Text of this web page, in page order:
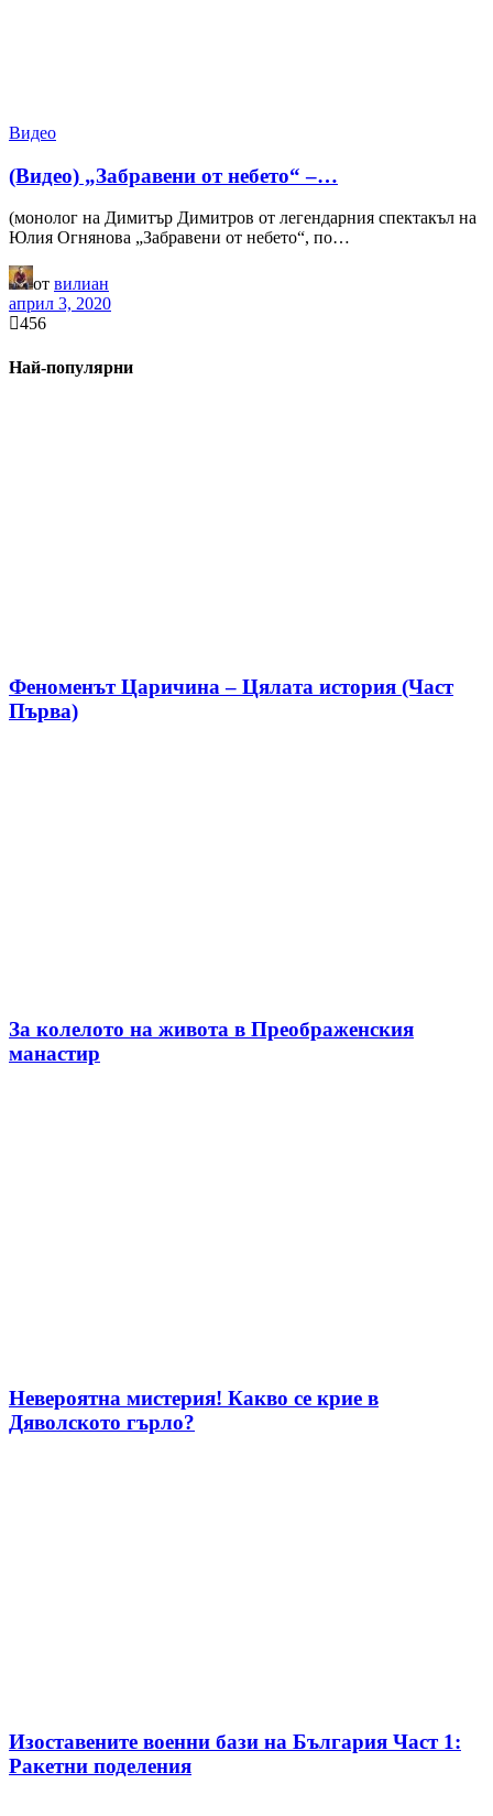
Видео
(Видео) „Забравени от небето“ –…
(монолог на Димитър Димитров от легендарния спектакъл на
Юлия Огнянова „Забравени от небето“, по…
от вилиан
април 3, 2020
456
Най-популярни
Феноменът Царичина – Цялата история (Част
Първа)
За колелото на живота в Преображенския
манастир
Невероятна мистерия! Какво се крие в
Дяволското гърло?
Изоставените военни бази на България Част 1:
Ракетни поделения